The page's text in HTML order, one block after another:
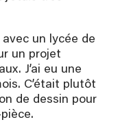
un lycée de
un projet
J’ai eu une
C’était plutôt
de dessin pour